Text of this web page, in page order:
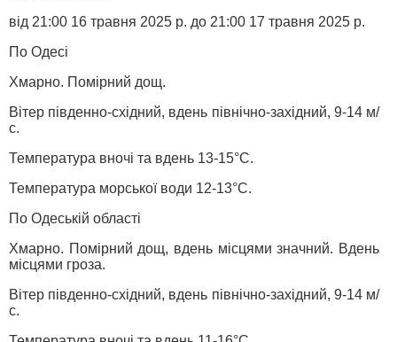
від 21:00 16 травня 2025 р. до 21:00 17 травня 2025 р.
По Одесі
Хмарно. Помірний дощ.
Вітер південно-східний, вдень північно-західний, 9-14 м/
с.
Температура вночі та вдень 13-15°С.
Температура морської води 12-13°С.
По Одеській області
Хмарно. Помірний дощ, вдень місцями значний. Вдень
місцями гроза.
Вітер південно-східний, вдень північно-західний, 9-14 м/
с.